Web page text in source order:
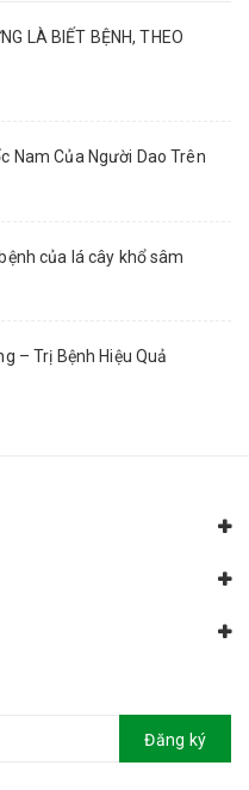
LÀ BIẾT BỆNH, THEO
Nam Của Người Dao Trên
của lá cây khổ sâm
– Trị Bệnh Hiệu Quả
Đăng ký